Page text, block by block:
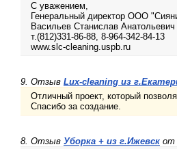
С уважением,
Генеральный директор ООО
Васильев Станислав Анатольевич
т.(812)331-86-88, 8-964-342-84-13
www.slc-cleaning.uspb.ru
9. Отзыв Lux-cleaning из
Отличный проект, который
Спасибо за создание.
8. Отзыв Уборка + из г.Ижевск от